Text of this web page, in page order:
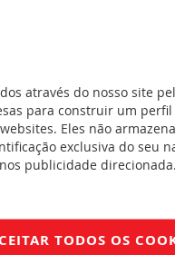
de autoteste
- Defeito). Modo de
em modo não permanente.
através do nosso site
para construir um
Eles não
exclusiva do seu
publicidade direcionada.
TODOS OS